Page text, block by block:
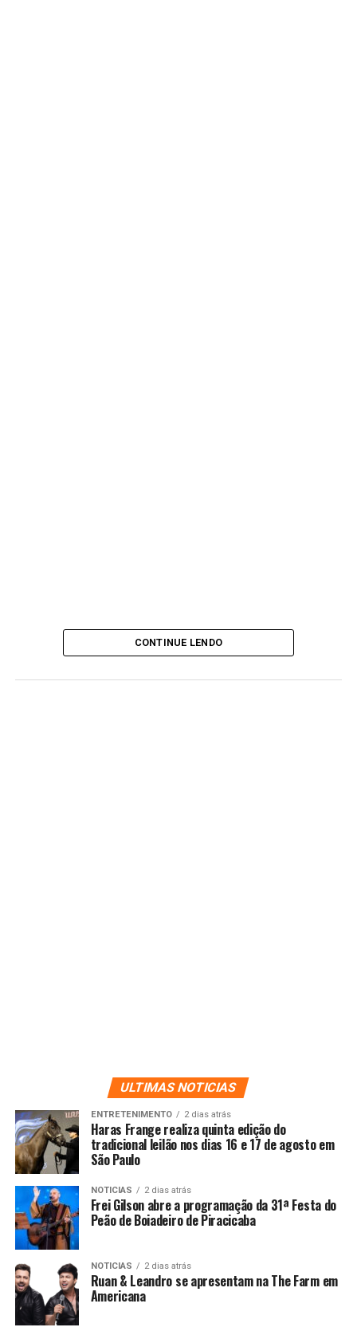
CONTINUE LENDO
ULTIMAS NOTICIAS
ENTRETENIMENTO 2 dias atrás
Haras Frange realiza quinta edição do
tradicional leilão nos dias 16 e 17 de agosto em
São Paulo
NOTICIAS 2 dias atrás
Frei Gilson abre a programação da 31ª Festa do
Peão de Boiadeiro de Piracicaba
NOTICIAS 2 dias atrás
Ruan & Leandro se apresentam na The Farm em
Americana